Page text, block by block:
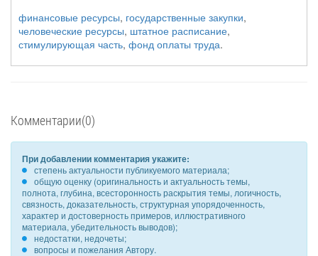
финансовые ресурсы, государственные закупки,
человеческие ресурсы, штатное расписание,
стимулирующая часть, фонд оплаты труда.
Комментарии(0)
При добавлении комментария укажите:
степень актуальности публикуемого материала;
общую оценку (оригинальность и актуальность темы,
полнота, глубина, всесторонность раскрытия темы, логичность,
связность, доказательность, структурная упорядоченность,
характер и достоверность примеров, иллюстративного
материала, убедительность выводов);
недостатки, недочеты;
вопросы и пожелания Автору.